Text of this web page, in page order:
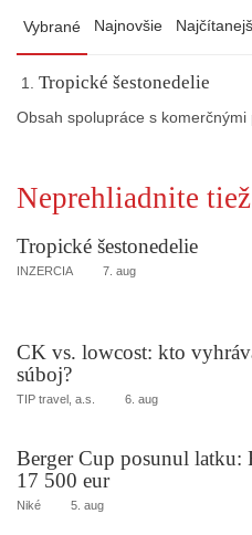
Vybrané Najnovšie
Tropické šestonedelie
Obsah spolupráce s komerčnými
Neprehliadnite tiež
Tropické šestonedelie
INZERCIA 7. aug
CK vs. lowcost: kto
súboj?
TIP travel, a.s. 6. aug
Berger Cup posunul latku:
17 500 eur
Niké 5. aug